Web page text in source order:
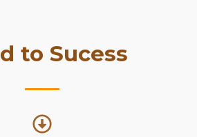
to Sucess